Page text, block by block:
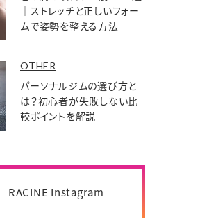
｜ストレッチと正しいフォー
ムで姿勢を整える方法
OTHER
パーソナルジムの選び方と
は？初心者が失敗しない比
較ポイントを解説
RACINE Instagram